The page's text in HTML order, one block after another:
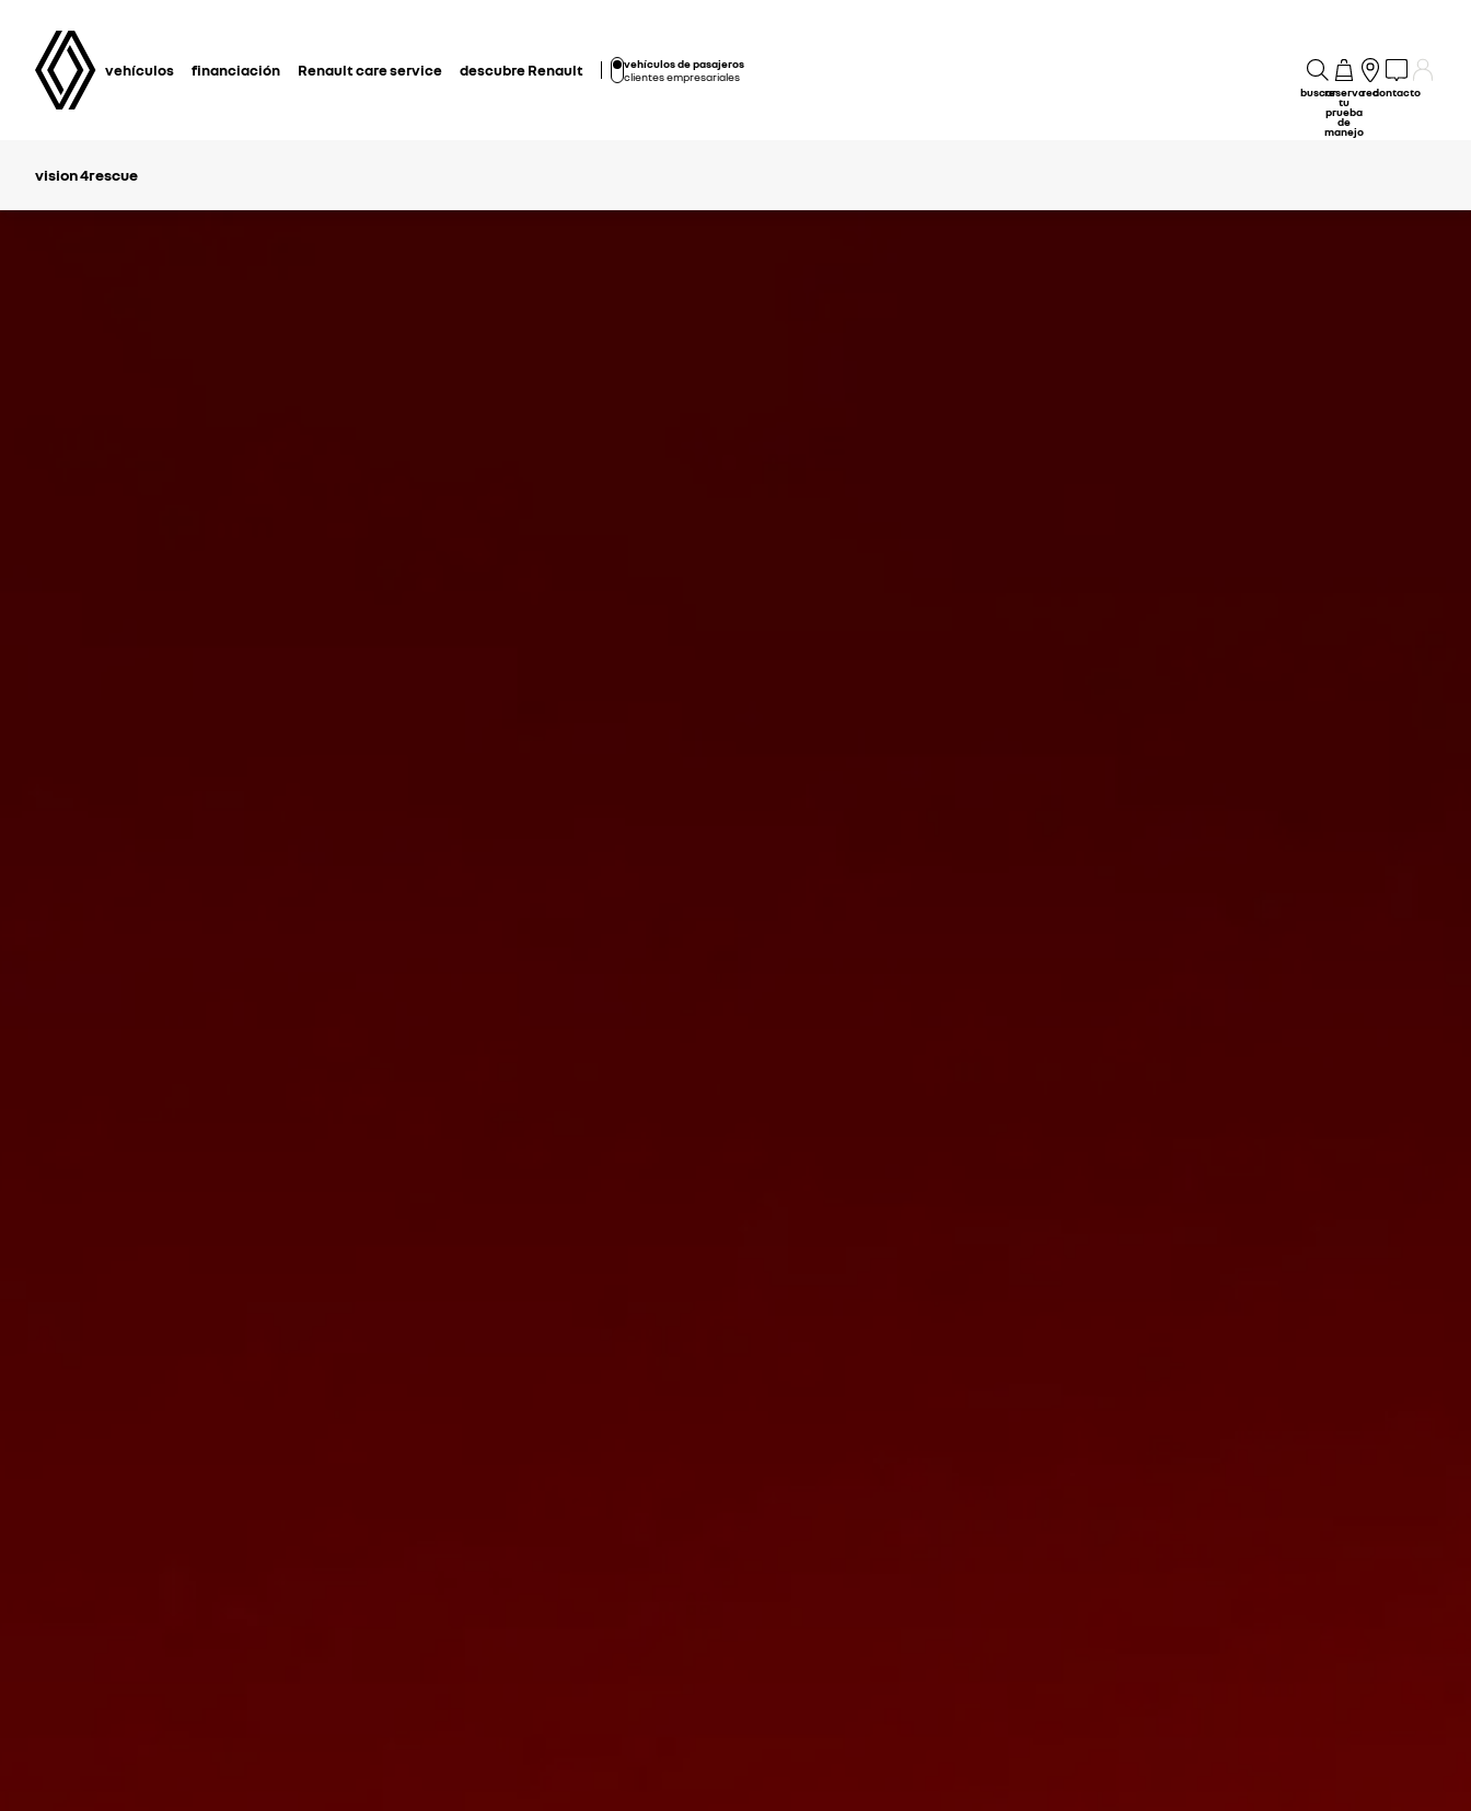
vehículos financiación Renault care service descubre Renault
vehículos de pasajeros
clientes empresariales
buscarreserva
tu
prueba
de
manejo
redcontacto
vision 4rescue